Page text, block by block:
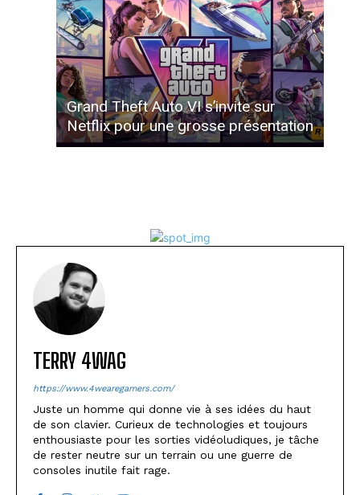
Grand Theft Auto VI s’invite sur
Netflix pour une grosse présentation
TERRY 4WAG
https://www.4wearegamers.com/
Juste un homme qui donne vie à ses idées du haut
de son clavier. Curieux de technologies et toujours
enthousiaste pour les sorties vidéoludiques, je tâche
de rester neutre sur un terrain ou une guerre de
consoles inutile fait rage.